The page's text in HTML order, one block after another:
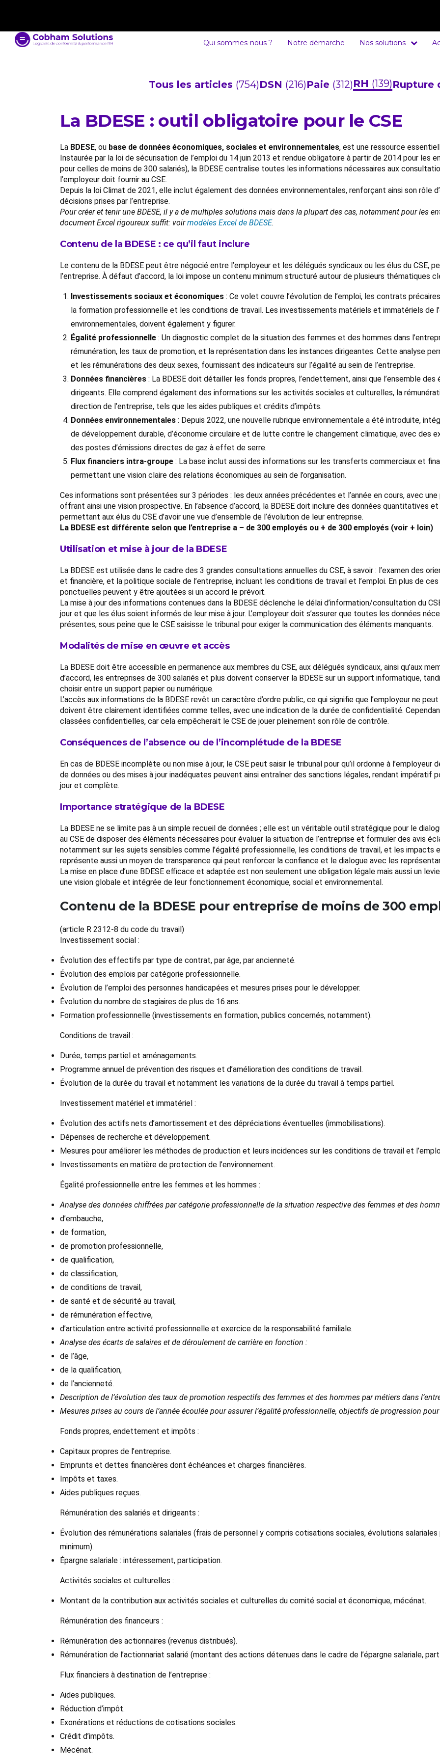
Qui sommes-nous ? Notre démarche Nos solutions
Tous les articles (754)DSN (216)Paie (312)RH (139)Rupture
La BDESE : outil obligatoire pour le CSE
La BDESE, ou base de données économiques, sociales et environnementales, est une ressource
Instaurée par la loi de sécurisation de l’emploi du 14 juin 2013 et rendue obligatoire à partir de 2014 pour les
pour celles de moins de 300 salariés), la BDESE centralise toutes les informations nécessaires aux
l’employeur doit fournir au CSE.
Depuis la loi Climat de 2021, elle inclut également des données environnementales, renforçant ainsi son rôle
décisions prises par l’entreprise.
Pour créer et tenir une BDESE, il y a de multiples solutions mais dans la plupart des cas, notamment pour les
document Excel rigoureux suffit: voirmodèles Excel de BDESE.
Contenu de la BDESE : ce qu’il faut inclure
Le contenu de la BDESE peut être négocié entre l’employeur et les délégués syndicaux ou les élus du CSE,
l’entreprise. À défaut d’accord, la loi impose un contenu minimum structuré autour de plusieurs thématiques
Investissements sociaux et économiques : Ce volet couvre l’évolution de l’emploi, les contrats
la formation professionnelle et les conditions de travail. Les investissements matériels et immatériels de
environnementales, doivent également y figurer.
Égalité professionnelle : Un diagnostic complet de la situation des femmes et des hommes dans
rémunération, les taux de promotion, et la représentation dans les instances dirigeantes. Cette analyse
et les rémunérations des deux sexes, fournissant des indicateurs sur l’égalité au sein de l’entreprise.
Données financières : La BDESE doit détailler les fonds propres, l’endettement, ainsi que l’ensemble
dirigeants. Elle comprend également des informations sur les activités sociales et culturelles, la
direction de l’entreprise, tels que les aides publiques et crédits d’impôts.
Données environnementales : Depuis 2022, une nouvelle rubrique environnementale a été introduite,
de développement durable, d’économie circulaire et de lutte contre le changement climatique, avec des
des postes d’émissions directes de gaz à effet de serre.
Flux financiers intra-groupe : La base inclut aussi des informations sur les transferts commerciaux et
permettant une vision claire des relations économiques au sein de l’organisation.
Ces informations sont présentées sur 3 périodes : les deux années précédentes et l’année en cours, avec
offrant ainsi une vision prospective. En l’absence d’accord, la BDESE doit inclure des données quantitatives
permettant aux élus du CSE d’avoir une vue d’ensemble de l’évolution de leur entreprise.
La BDESE est différente selon que l’entreprise a – de 300 employés ou + de 300 employés (voir + loin)
Utilisation et mise à jour de la BDESE
La BDESE est utilisée dans le cadre des 3 grandes consultations annuelles du CSE, à savoir : l’examen des
et financière, et la politique sociale de l’entreprise, incluant les conditions de travail et l’emploi. En plus de
ponctuelles peuvent y être ajoutées si un accord le prévoit.
La mise à jour des informations contenues dans la BDESE déclenche le délai d’information/consultation du
jour et que les élus soient informés de leur mise à jour. L’employeur doit s’assurer que toutes les données
présentes, sous peine que le CSE saisisse le tribunal pour exiger la communication des éléments manquants.
Modalités de mise en œuvre et accès
La BDESE doit être accessible en permanence aux membres du CSE, aux délégués syndicaux, ainsi qu’aux
d’accord, les entreprises de 300 salariés et plus doivent conserver la BDESE sur un support informatique,
choisir entre un support papier ou numérique.
L’accès aux informations de la BDESE revêt un caractère d’ordre public, ce qui signifie que l’employeur ne
doivent être clairement identifiées comme telles, avec une indication de la durée de confidentialité.
classées confidentielles, car cela empêcherait le CSE de jouer pleinement son rôle de contrôle.
Conséquences de l’absence ou de l’incomplétude de la BDESE
En cas de BDESE incomplète ou non mise à jour, le CSE peut saisir le tribunal pour qu’il ordonne à l’employeur
de données ou des mises à jour inadéquates peuvent ainsi entraîner des sanctions légales, rendant impératif
jour et complète.
Importance stratégique de la BDESE
La BDESE ne se limite pas à un simple recueil de données ; elle est un véritable outil stratégique pour le
au CSE de disposer des éléments nécessaires pour évaluer la situation de l’entreprise et formuler des avis
notamment sur les sujets sensibles comme l’égalité professionnelle, les conditions de travail, et les impacts
représente aussi un moyen de transparence qui peut renforcer la confiance et le dialogue avec les
La mise en place d’une BDESE efficace et adaptée est non seulement une obligation légale mais aussi un
une vision globale et intégrée de leur fonctionnement économique, social et environnemental.
Contenu de la BDESE pour entreprise de moins de 300
(article R 2312-8 du code du travail)
Investissement social :
Évolution des effectifs par type de contrat, par âge, par ancienneté.
Évolution des emplois par catégorie professionnelle.
Évolution de l’emploi des personnes handicapées et mesures prises pour le développer.
Évolution du nombre de stagiaires de plus de 16 ans.
Formation professionnelle (investissements en formation, publics concernés, notamment).
Conditions de travail :
Durée, temps partiel et aménagements.
Programme annuel de prévention des risques et d’amélioration des conditions de travail.
Évolution de la durée du travail et notamment les variations de la durée du travail à temps partiel.
Investissement matériel et immatériel :
Évolution des actifs nets d’amortissement et des dépréciations éventuelles (immobilisations).
Dépenses de recherche et développement.
Mesures pour améliorer les méthodes de production et leurs incidences sur les conditions de travail et
Investissements en matière de protection de l’environnement.
Égalité professionnelle entre les femmes et les hommes :
Analyse des données chiffrées par catégorie professionnelle de la situation respective des femmes et des
d’embauche,
de formation,
de promotion professionnelle,
de qualification,
de classification,
de conditions de travail,
de santé et de sécurité au travail,
de rémunération effective,
d’articulation entre activité professionnelle et exercice de la responsabilité familiale.
Analyse des écarts de salaires et de déroulement de carrière en fonction :
de l’âge,
de la qualification,
de l’ancienneté.
Description de l’évolution des taux de promotion respectifs des femmes et des hommes par métiers dans
Mesures prises au cours de l’année écoulée pour assurer l’égalité professionnelle, objectifs de progression
Fonds propres, endettement et impôts :
Capitaux propres de l’entreprise.
Emprunts et dettes financières dont échéances et charges financières.
Impôts et taxes.
Aides publiques reçues.
Rémunération des salariés et dirigeants :
Évolution des rémunérations salariales (frais de personnel y compris cotisations sociales, évolutions
minimum).
Épargne salariale : intéressement, participation.
Activités sociales et culturelles :
Montant de la contribution aux activités sociales et culturelles du comité social et économique, mécénat.
Rémunération des financeurs :
Rémunération des actionnaires (revenus distribués).
Rémunération de l’actionnariat salarié (montant des actions détenues dans le cadre de l’épargne salariale,
Flux financiers à destination de l’entreprise :
Aides publiques.
Réduction d’impôt.
Exonérations et réductions de cotisations sociales.
Crédit d’impôts.
Mécénat.